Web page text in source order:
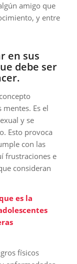
amigo que
y entre
en sus
debe ser
Es el
y se
Esto provoca
con las
frustraciones e
consideran
es la
físicos